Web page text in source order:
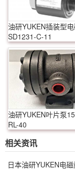
油研YUKEN插装型
SD1231-C-11
油研YUKEN叶片泵
RL-40
相关资讯
日本油研YUKEN电磁